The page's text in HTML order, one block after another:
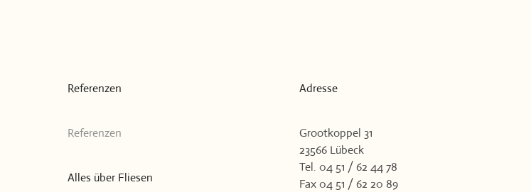
Referenzen
Referenzen
Alles über Fliesen
Adresse
Grootkoppel 31
23566 Lübeck
Tel. 04 51 / 62 44 78
Fax 04 51 / 62 20 89